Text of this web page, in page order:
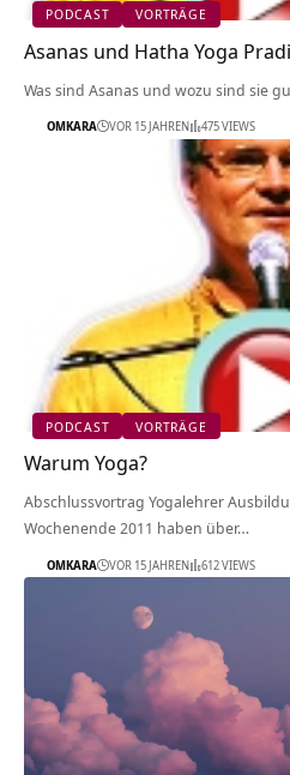
PODCAST VORTRÄGE
Asanas und Hatha Yoga
Was sind Asanas und wozu sind sie
OMKARA VOR 15 JAHREN 475 VIEWS
PODCAST VORTRÄGE
Warum Yoga?
Abschlussvortrag Yogalehrer
Wochenende 2011 haben über…
OMKARA VOR 15 JAHREN 612 VIEWS